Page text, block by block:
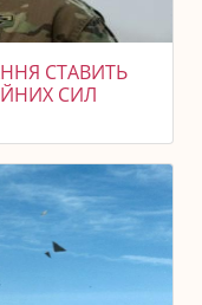
СТАВИТЬ
СИЛ